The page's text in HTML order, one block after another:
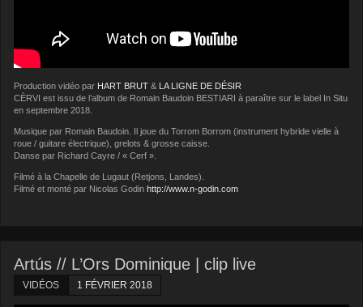
Production vidéo par HART BRUT & LA LIGNE DE DÉSIR
CÈRVI est issu de l’album de Romain Baudoin BESTIARI à paraître sur le label In Situ
en septembre 2018.
Musique par Romain Baudoin. Il joue du Torrom Borrom (instrument hybride vielle à
roue / guitare électrique), grelots & grosse caisse.
Danse par Richard Cayre / « Cerf ».
Filmé à la Chapelle de Lugaut (Retjons, Landes).
Filmé et monté par Nicolas Godinhttp://www.n-godin.com
Artús // L’Ors Dominique | clip live
VIDÉOS 1 FÉVRIER 2018